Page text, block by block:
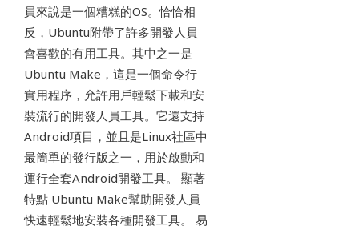
員來說是一個糟糕的OS。恰恰相
反，Ubuntu附帶了許多開發人員
會喜歡的有用工具。其中之一是
Ubuntu Make，這是一個命令行
實用程序，允許用戶輕鬆下載和安
裝流行的開發人員工具。它還支持
Android項目，並且是Linux社區中
最簡單的發行版之一，用於啟動和
運行全套Android開發工具。 顯著
特點 Ubuntu Make幫助開發人員
快速輕鬆地安裝各種開發工具。 易